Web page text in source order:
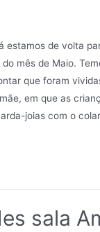
estamos de volta
mês de Maio.
que foram
em que as
joias com o
sala